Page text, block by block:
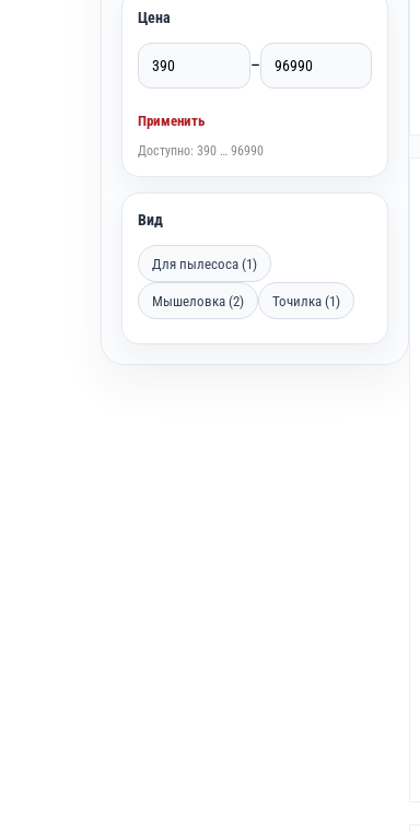
Цена
–
Применить
Доступно: 390 … 96990
Вид
Для пылесоса (1)
Мышеловка (2) Точилка (1)